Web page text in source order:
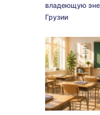
владеющую
Грузии